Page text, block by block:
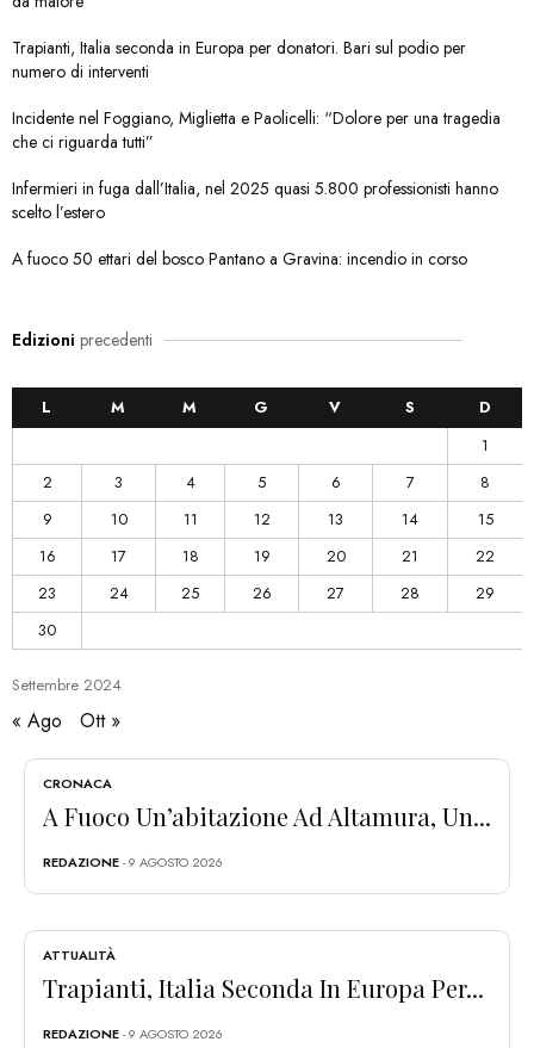
Trapianti, Italia seconda in Europa per donatori. Bari sul podio per
numero di interventi
Incidente nel Foggiano, Miglietta e Paolicelli: “Dolore per una tragedia
che ci riguarda tutti”
Infermieri in fuga dall’Italia, nel 2025 quasi 5.800 professionisti hanno
scelto l’estero
A fuoco 50 ettari del bosco Pantano a Gravina: incendio in corso
Edizioni precedenti
Settembre 2024
L M M G V S
D
1
2
3 4 5 6 7
8
9
10 11 12 13 14
15
16
17 18 19 20 21
22
23
24 25 26 27 28
29
30
« Ago Ott »
CRONACA
A Fuoco Un’abitazione Ad Altamura, Un...
REDAZIONE- 9 AGOSTO 2026
ATTUALITÀ
Trapianti, Italia Seconda In Europa Per...
REDAZIONE- 9 AGOSTO 2026